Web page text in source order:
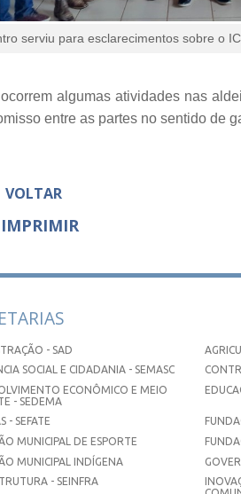
serviu para esclarecimentos sobre o
algumas atividades nas
entre as partes no sentido de
VOLTAR
IMPRIMIR
- SAD
SOCIAL E CIDADANIA - SEMASC
ECONÔMICO E MEIO
- SEDEMA
- SEFATE
MUNICIPAL DE ESPORTE
MUNICIPAL INDÍGENA
- SEINFRA